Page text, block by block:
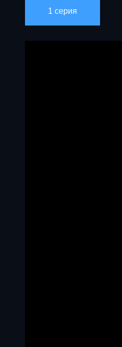
1 серия